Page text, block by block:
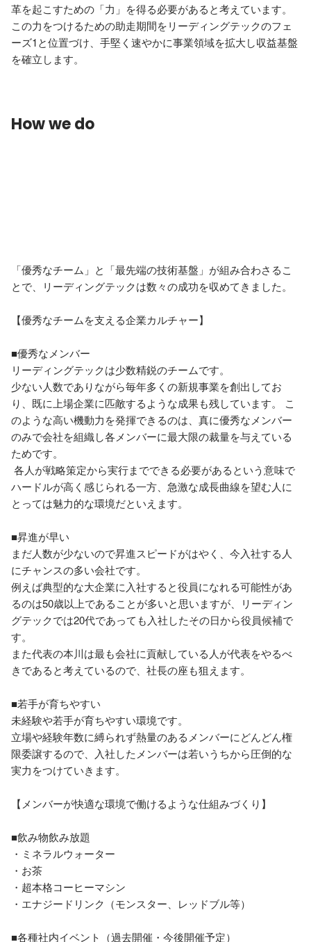
革を起こすための「力」を得る必要があると考えています。
この力をつけるための助走期間をリーディングテックのフェ
ーズ1と位置づけ、手堅く速やかに事業領域を拡大し収益基盤
を確立します。
How we do
「優秀なチーム」と「最先端の技術基盤」が組み合わさるこ
とで、リーディングテックは数々の成功を収めてきました。
【優秀なチームを支える企業カルチャー】
■優秀なメンバー
リーディングテックは少数精鋭のチームです。
少ない人数でありながら毎年多くの新規事業を創出してお
り、既に上場企業に匹敵するような成果も残しています。 こ
のような高い機動力を発揮できるのは、真に優秀なメンバー
のみで会社を組織し各メンバーに最大限の裁量を与えている
ためです。
ハードルが高く感じられる一方、急激な成長曲線を望む人に
とっては魅力的な環境だといえます。
■昇進が早い
まだ人数が少ないので昇進スピードがはやく、今入社する人
にチャンスの多い会社です。
例えば典型的な大企業に入社すると役員になれる可能性があ
るのは50歳以上であることが多いと思いますが、リーディン
グテックでは20代であっても入社したその日から役員候補で
す。
また代表の本川は最も会社に貢献している人が代表をやるべ
きであると考えているので、社長の座も狙えます。
■若手が育ちやすい
未経験や若手が育ちやすい環境です。
立場や経験年数に縛られず熱量のあるメンバーにどんどん権
限委譲するので、入社したメンバーは若いうちから圧倒的な
実力をつけていきます。
【メンバーが快適な環境で働けるような仕組みづくり】
■飲み物飲み放題
・ミネラルウォーター
・お茶
・超本格コーヒーマシン
・エナジードリンク（モンスター、レッドブル等）
■各種社内イベント（過去開催・今後開催予定）